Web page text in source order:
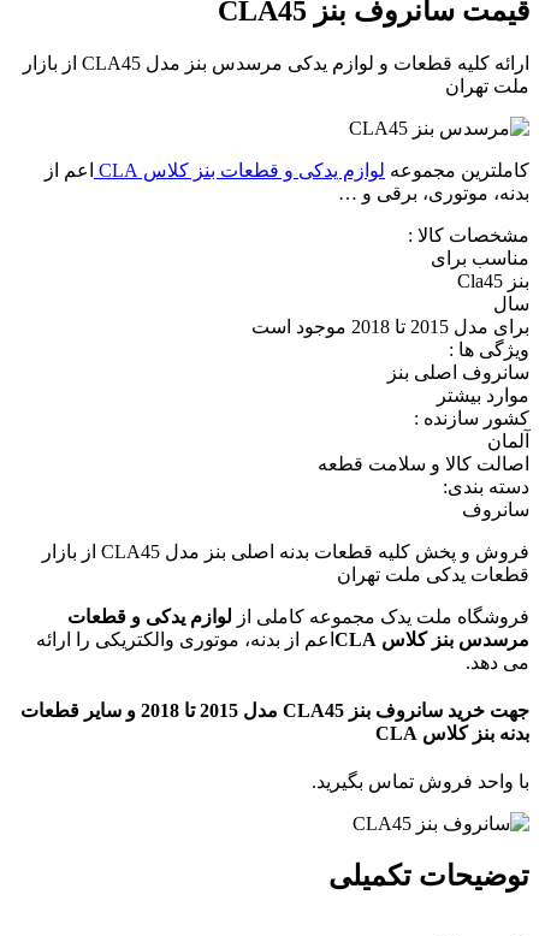
قیمت سانروف بنز CLA45
ارائه کلیه قطعات و لوازم یدکی مرسدس بنز مدل CLA45 از بازار
ملت تهران
کاملترین مجموعه لوازم یدکی و قطعات بنز کلاس CLA
اعم از
بدنه، موتوری، برقی و …
مشخصات کالا :
مناسب برای
بنز Cla45
سال
برای مدل 2015 تا 2018 موجود است
ویژگی ها :
سانروف اصلی بنز
موارد بیشتر
کشور سازنده :
آلمان
اصالت کالا و سلامت قطعه
دسته بندی:
سانروف
فروش و پخش کلیه قطعات بدنه اصلی بنز مدل CLA45 از بازار
قطعات یدکی ملت تهران
فروشگاه ملت یدک مجموعه کاملی از لوازم یدکی و قطعات
مرسدس بنز کلاس CLA
اعم از بدنه، موتوری والکتریکی را ارائه
می دهد.
جهت خرید سانروف بنز CLA45 مدل 2015 تا 2018 و سایر قطعات
بدنه بنز کلاس CLA
با واحد فروش تماس بگیرید.
توضیحات تکمیلی